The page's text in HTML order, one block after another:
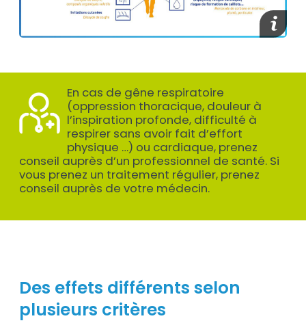
Texte
En cas de gêne respiratoire
(oppression thoracique, douleur à
l’inspiration profonde, difficulté à
respirer sans avoir fait d’effort
physique …) ou cardiaque, prenez
conseil auprès d’un professionnel de santé. Si
vous prenez un traitement régulier, prenez
conseil auprès de votre médecin.
Des effets différents selon
plusieurs critères